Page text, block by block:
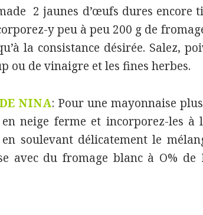
2 jaunes d’œufs dures encore
y peu à peu 200 g de
la consistance désirée. Salez,
ou de vinaigre et les fines herbes.
NINA: Pour une mayonnaise
neige ferme et incorporez-les à
soulevant délicatement le
avec du fromage blanc à O% de